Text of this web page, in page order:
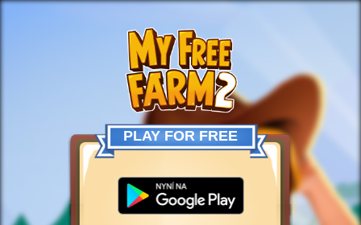
PLAY FOR FREE